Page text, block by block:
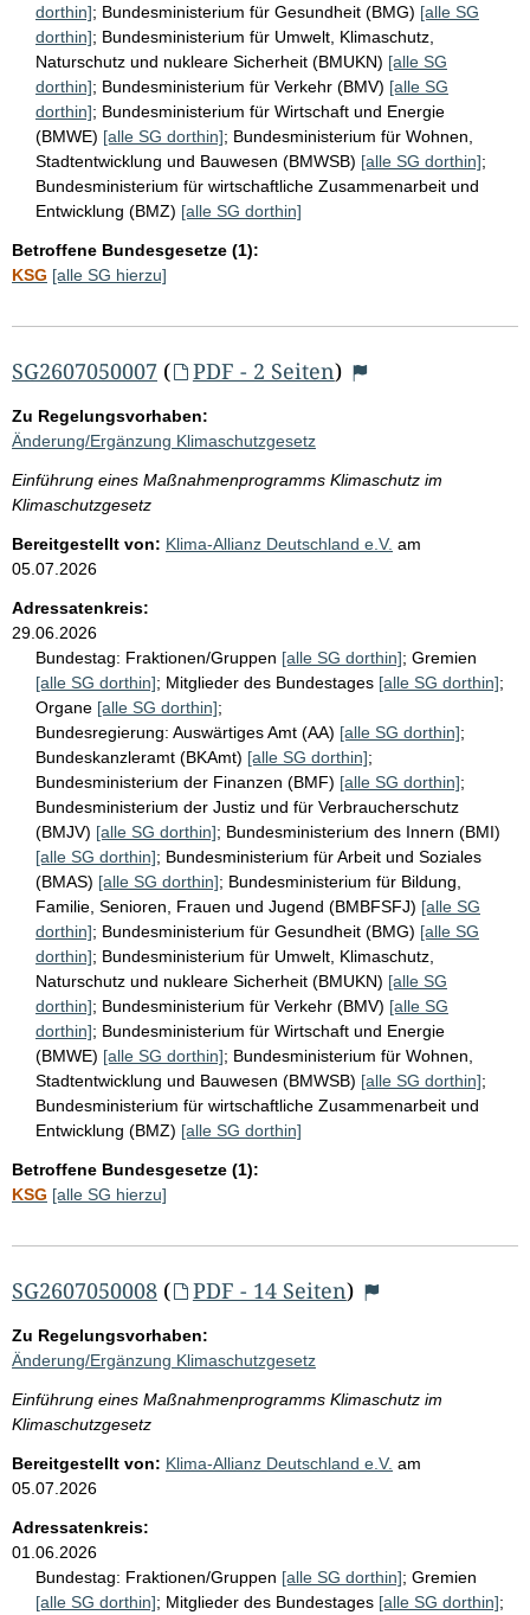
dorthin]; Bundesministerium für Gesundheit (BMG) [alle SG
dorthin]; Bundesministerium für Umwelt, Klimaschutz,
Naturschutz und nukleare Sicherheit (BMUKN) [alle SG
dorthin]; Bundesministerium für Verkehr (BMV) [alle SG
dorthin]; Bundesministerium für Wirtschaft und Energie
(BMWE) [alle SG dorthin]; Bundesministerium für Wohnen,
Stadtentwicklung und Bauwesen (BMWSB) [alle SG dorthin];
Bundesministerium für wirtschaftliche Zusammenarbeit und
Entwicklung (BMZ) [alle SG dorthin]
Betroffene Bundesgesetze (1):
KSG [alle SG hierzu]
SG2607050007 ( PDF - 2 Seiten)
Zu Regelungsvorhaben:
Änderung/Ergänzung Klimaschutzgesetz
Einführung eines Maßnahmenprogramms Klimaschutz im
Klimaschutzgesetz
Bereitgestellt von: Klima-Allianz Deutschland e.V. am
05.07.2026
Adressatenkreis:
29.06.2026
Bundestag: Fraktionen/Gruppen [alle SG dorthin]; Gremien
[alle SG dorthin]; Mitglieder des Bundestages [alle SG dorthin];
Organe [alle SG dorthin];
Bundesregierung: Auswärtiges Amt (AA) [alle SG dorthin];
Bundeskanzleramt (BKAmt) [alle SG dorthin];
Bundesministerium der Finanzen (BMF) [alle SG dorthin];
Bundesministerium der Justiz und für Verbraucherschutz
(BMJV) [alle SG dorthin]; Bundesministerium des Innern (BMI)
[alle SG dorthin]; Bundesministerium für Arbeit und Soziales
(BMAS) [alle SG dorthin]; Bundesministerium für Bildung,
Familie, Senioren, Frauen und Jugend (BMBFSFJ) [alle SG
dorthin]; Bundesministerium für Gesundheit (BMG) [alle SG
dorthin]; Bundesministerium für Umwelt, Klimaschutz,
Naturschutz und nukleare Sicherheit (BMUKN) [alle SG
dorthin]; Bundesministerium für Verkehr (BMV) [alle SG
dorthin]; Bundesministerium für Wirtschaft und Energie
(BMWE) [alle SG dorthin]; Bundesministerium für Wohnen,
Stadtentwicklung und Bauwesen (BMWSB) [alle SG dorthin];
Bundesministerium für wirtschaftliche Zusammenarbeit und
Entwicklung (BMZ) [alle SG dorthin]
Betroffene Bundesgesetze (1):
KSG [alle SG hierzu]
SG2607050008 ( PDF - 14 Seiten)
Zu Regelungsvorhaben:
Änderung/Ergänzung Klimaschutzgesetz
Einführung eines Maßnahmenprogramms Klimaschutz im
Klimaschutzgesetz
Bereitgestellt von: Klima-Allianz Deutschland e.V. am
05.07.2026
Adressatenkreis:
01.06.2026
Bundestag: Fraktionen/Gruppen [alle SG dorthin]; Gremien
[alle SG dorthin]; Mitglieder des Bundestages [alle SG dorthin];